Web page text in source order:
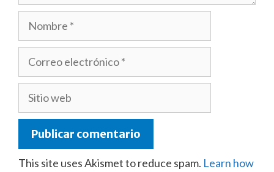
This site uses Akismet to reduce spam. Learn how